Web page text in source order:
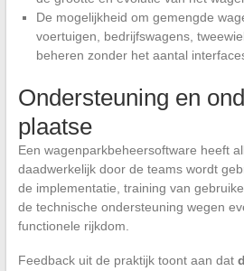
De mogelijkheid om gemengde
voertuigen, bedrijfswagens,
beheren zonder het aantal
Ondersteuning en
plaatse
Een wagenparkbeheersoftware heeft
daadwerkelijk door de teams wordt
de implementatie, training van
de technische ondersteuning wegen
functionele rijkdom.
Feedback uit de praktijk toont aan dat